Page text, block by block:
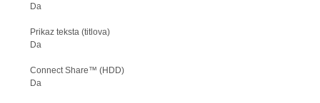
Da
Prikaz teksta (titlova)
Da
Connect Share™ (HDD)
Da